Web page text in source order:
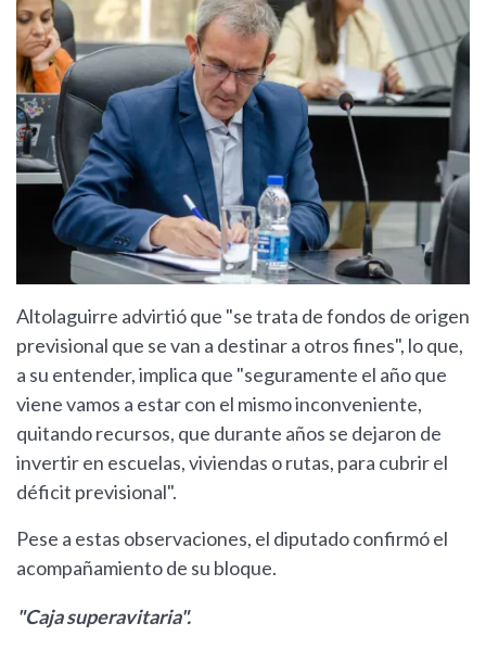
Altolaguirre advirtió que "se trata de fondos de origen
previsional que se van a destinar a otros fines", lo que,
a su entender, implica que "seguramente el año que
viene vamos a estar con el mismo inconveniente,
quitando recursos, que durante años se dejaron de
invertir en escuelas, viviendas o rutas, para cubrir el
déficit previsional".
Pese a estas observaciones, el diputado confirmó el
acompañamiento de su bloque.
"Caja superavitaria".